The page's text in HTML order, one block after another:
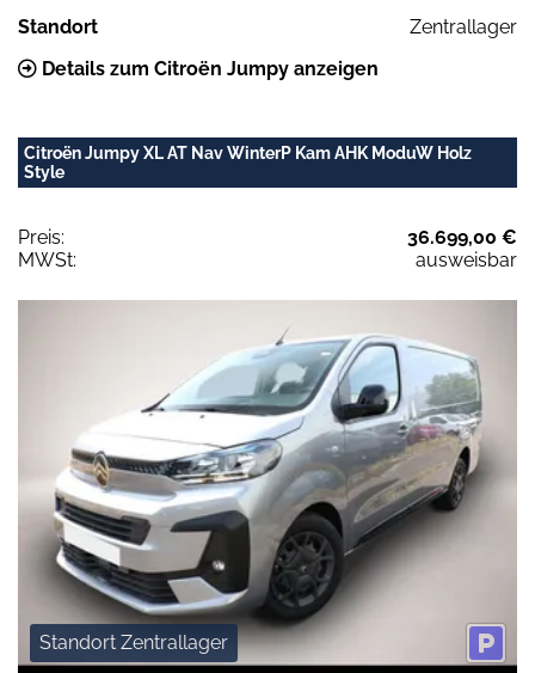
Standort
Zentrallager
Details zum Citroën Jumpy anzeigen
Citroën Jumpy XL AT Nav WinterP Kam AHK ModuW Holz
Style
Preis:
36.699,00 €
MWSt:
ausweisbar
Standort Zentrallager